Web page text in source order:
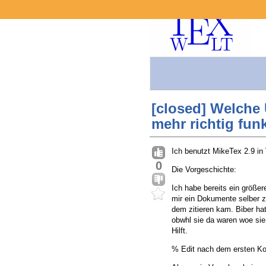
[closed] Welche
mehr richtig
0
Ich benutzt MikeTex 2.9
Die Vorgeschichte:
Ich habe bereits ein
mir ein Dokumente selber
dem zitieren kam. Biber
obwhl sie da waren woe
Hilft.
% Edit nach dem ersten